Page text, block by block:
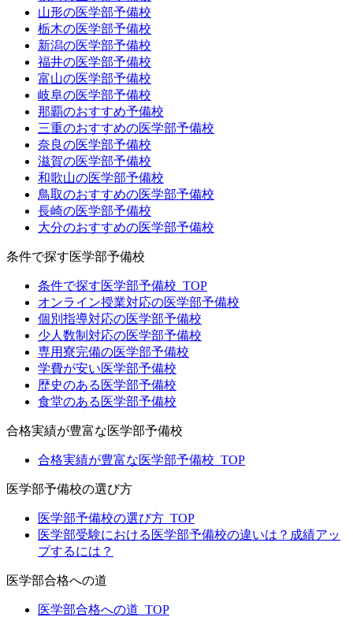
山形の医学部予備校
栃木の医学部予備校
新潟の医学部予備校
福井の医学部予備校
富山の医学部予備校
岐阜の医学部予備校
那覇のおすすめ予備校
三重のおすすめの医学部予備校
奈良の医学部予備校
滋賀の医学部予備校
和歌山の医学部予備校
鳥取のおすすめの医学部予備校
長崎の医学部予備校
大分のおすすめの医学部予備校
条件で探す医学部予備校
条件で探す医学部予備校_TOP
オンライン授業対応の医学部予備校
個別指導対応の医学部予備校
少人数制対応の医学部予備校
専用寮完備の医学部予備校
学費が安い医学部予備校
歴史のある医学部予備校
食堂のある医学部予備校
合格実績が豊富な医学部予備校
合格実績が豊富な医学部予備校_TOP
医学部予備校の選び方
医学部予備校の選び方_TOP
医学部受験における医学部予備校の違いは？成績アッ
プするには？
医学部合格への道
医学部合格への道_TOP